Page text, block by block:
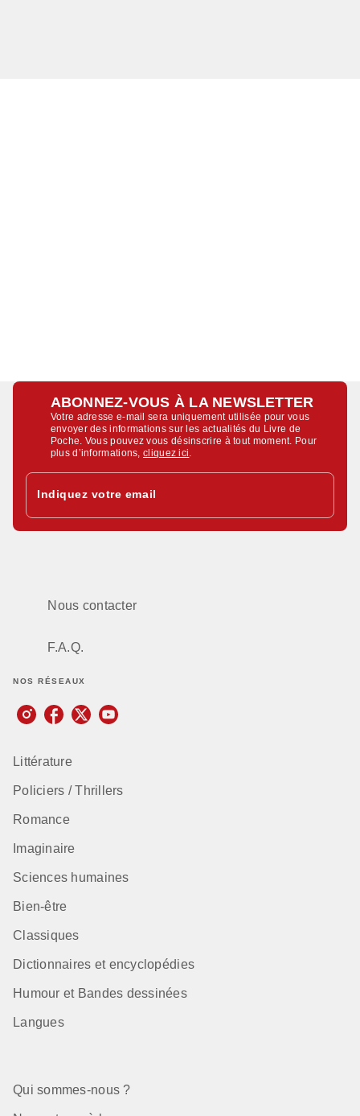
ABONNEZ-VOUS À LA NEWSLETTER
Votre adresse e-mail sera uniquement utilisée pour vous
envoyer des informations sur les actualités du Livre de
Poche. Vous pouvez vous désinscrire à tout moment. Pour
plus d’informations,cliquez ici
Indiquez votre email
Nous contacter
F.A.Q.
NOS RÉSEAUX
Littérature
Policiers / Thrillers
Romance
Imaginaire
Sciences humaines
Bien-être
Classiques
Dictionnaires et encyclopédies
Humour et Bandes dessinées
Langues
Qui sommes-nous ?